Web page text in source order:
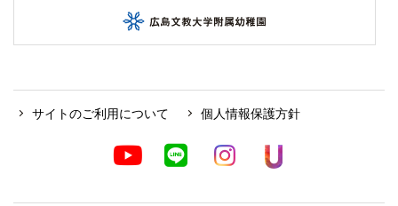
サイトのご利用について 個人情報保護方針